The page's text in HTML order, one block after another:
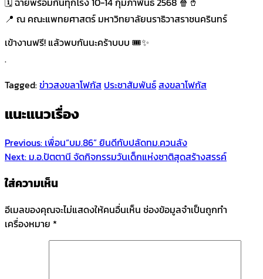
📍 ณ คณะแพทยศาสตร์ มหาวิทยาลัยนราธิวาสราชนครินทร์
เข้างานฟรี! แล้วพบกันนะคร้าบบบ 🎟✨
.
Tagged:ข่าวสงขลาโฟกัส ประชาสัมพันธ์สงขลาโฟกัส
แนะแนวเรื่อง
Previous: เพื่อน“บม.86” ยินดีกับปลัดทม.ควนลัง
Next: ม.อ.ปัตตานี จัดกิจกรรมวันเด็กแห่งชาติสุดสร้างสรรค์
ใส่ความเห็น
อีเมลของคุณจะไม่แสดงให้คนอื่นเห็น ช่องข้อมูลจำเป็นถูกทำ
เครื่องหมาย *